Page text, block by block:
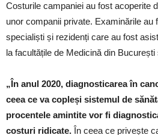
Costurile campaniei au fost acoperite
unor companii private. Examinările au
specialiști și rezidenți care au fost
la facultățile de Medicină din București
„În anul 2020, diagnosticarea în
ceea ce va copleși sistemul de
procentele amintite vor fi
costuri ridicate. În ceea ce privește